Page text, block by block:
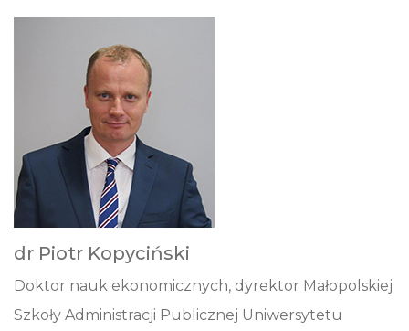
dr Piotr Kopyciński
Doktor nauk ekonomicznych, dyrektor Małopolskiej
Szkoły Administracji Publicznej Uniwersytetu